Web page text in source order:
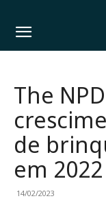
The
de
em 2022
14/02/2023